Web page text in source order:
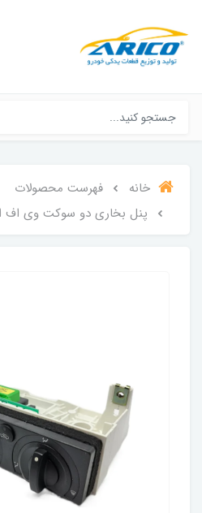
خانه
فهرست محصولات
پنل بخاری دو سوکت وی اف ان کد 1169